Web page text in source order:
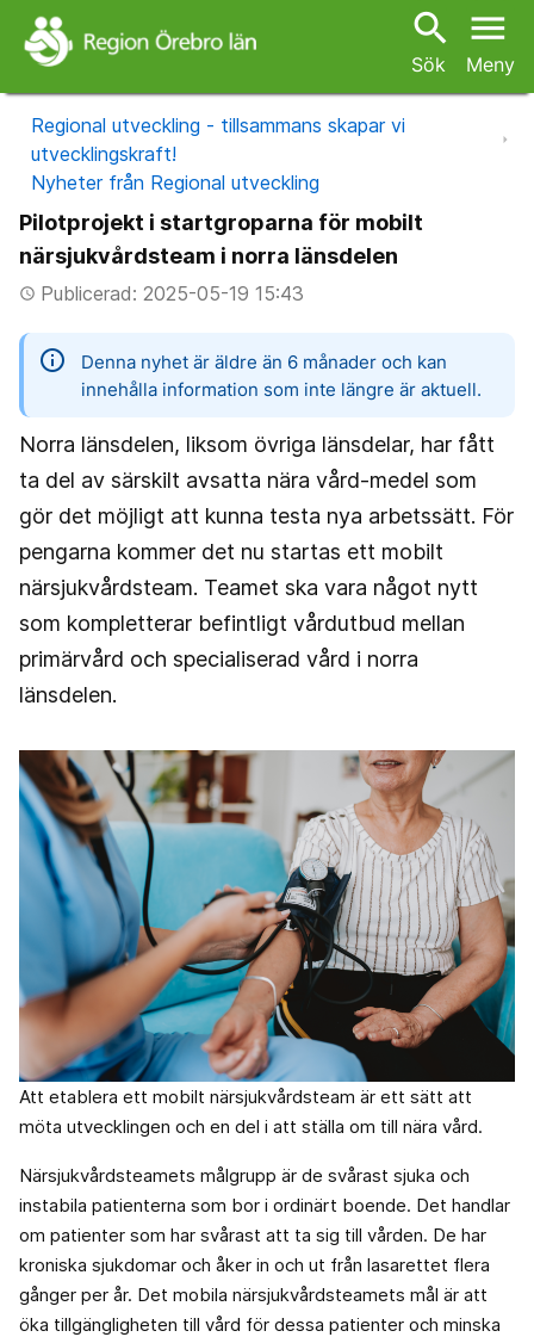
search
Sök
menu
Meny
Regional utveckling - tillsammans skapar vi
utvecklingskraft!
Nyheter från Regional utveckling
Pilotprojekt i startgroparna för mobilt
närsjukvårdsteam i norra länsdelen
access_timePublicerad: 2025-05-19 15:43
information
Denna nyhet är äldre än 6 månader och kan
innehålla information som inte längre är aktuell.
Norra länsdelen, liksom övriga länsdelar, har fått
ta del av särskilt avsatta nära vård-medel som
gör det möjligt att kunna testa nya arbetssätt. För
pengarna kommer det nu startas ett mobilt
närsjukvårdsteam. Teamet ska vara något nytt
som kompletterar befintligt vårdutbud mellan
primärvård och specialiserad vård i norra
länsdelen.
Att etablera ett mobilt närsjukvårdsteam är ett sätt att
möta utvecklingen och en del i att ställa om till nära vård.
Närsjukvårdsteamets målgrupp är de svårast sjuka och
instabila patienterna som bor i ordinärt boende. Det handlar
om patienter som har svårast att ta sig till vården. De har
kroniska sjukdomar och åker in och ut från lasarettet flera
gånger per år. Det mobila närsjukvårdsteamets mål är att
öka tillgängligheten till vård för dessa patienter och minska